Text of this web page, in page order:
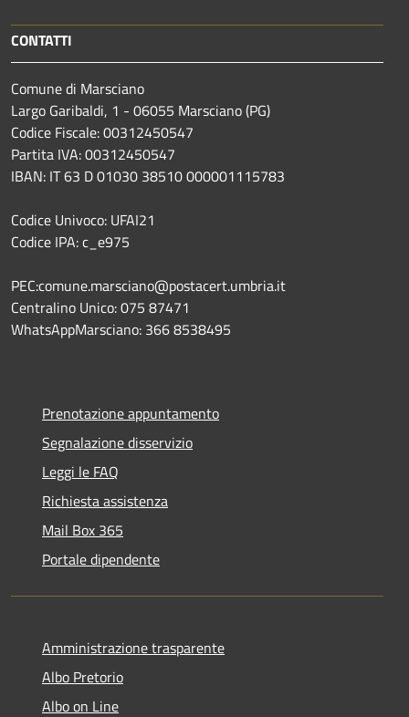
CONTATTI
Comune di Marsciano
Largo Garibaldi, 1 - 06055 Marsciano (PG)
Codice Fiscale: 00312450547
Partita IVA: 00312450547
IBAN: IT 63 D 01030 38510 000001115783
Codice Univoco: UFAI21
Codice IPA: c_e975
PEC:comune.marsciano@postacert.umbria.it
Centralino Unico: 075 87471
WhatsAppMarsciano: 366 8538495
Prenotazione appuntamento
Segnalazione disservizio
Leggi le FAQ
Richiesta assistenza
Mail Box 365
Portale dipendente
Amministrazione trasparente
Albo Pretorio
Albo on Line